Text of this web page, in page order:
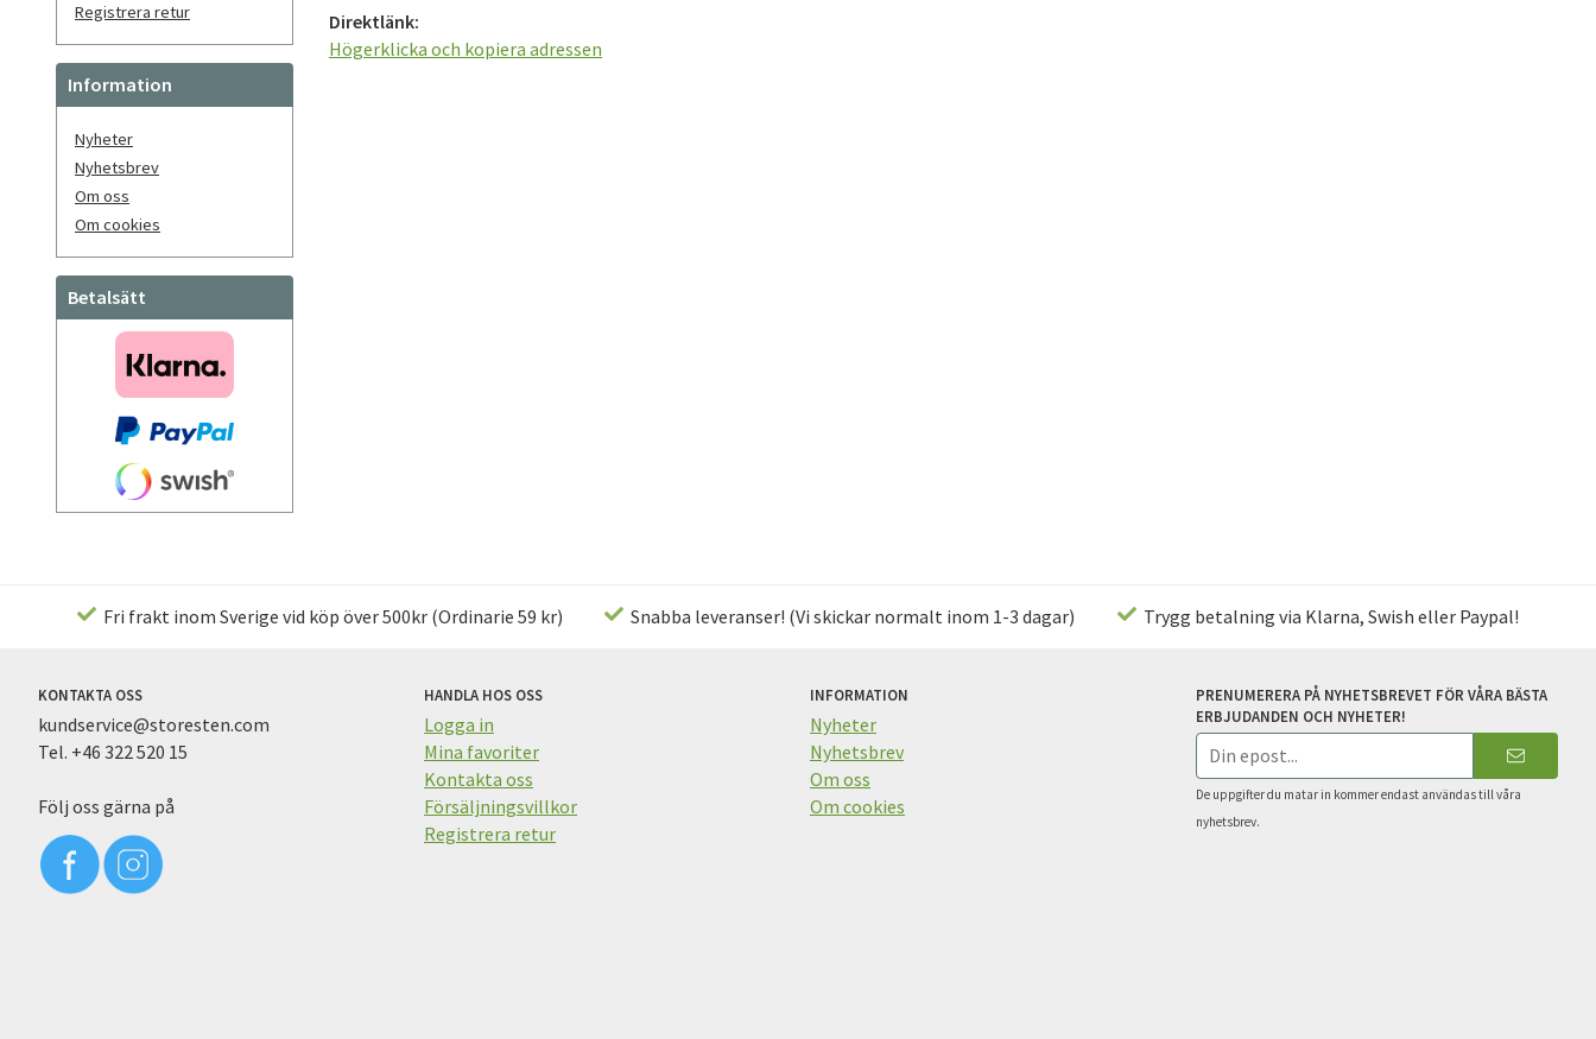
Registrera retur
Information
Nyheter
Nyhetsbrev
Om oss
Om cookies
Betalsätt
Direktlänk:
Högerklicka och kopiera adressen
Fri frakt inom Sverige vid köp över 500kr (Ordinarie 59 kr) Snabba leveranser! (Vi skickar normalt inom 1-3 dagar) Trygg betalning via Klarna, Swish eller Paypal!
KONTAKTA OSS
kundservice@storesten.com
Tel. +46 322 520 15
Följ oss gärna på
HANDLA HOS OSS
Logga in
Mina favoriter
Kontakta oss
Försäljningsvillkor
Registrera retur
INFORMATION
Nyheter
Nyhetsbrev
Om oss
Om cookies
PRENUMERERA PÅ NYHETSBREVET FÖR VÅRA BÄSTA
ERBJUDANDEN OCH NYHETER!
E-
postadress
De uppgifter du matar in kommer endast användas till våra
nyhetsbrev.